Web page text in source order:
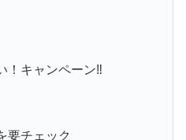
！キャンペーン‼
要チェック